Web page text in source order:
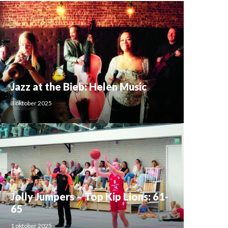
Jazz at the Bieb: Helen Music
3 oktober 2025
Jolly Jumpers – Top Kip Lions: 61-
65
1 oktober 2025